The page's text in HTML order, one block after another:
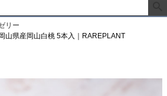
リー
山県産岡山白桃 5本入｜RAREPLANT